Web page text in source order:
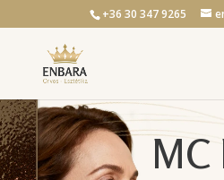
+36 30 347 9265
MC